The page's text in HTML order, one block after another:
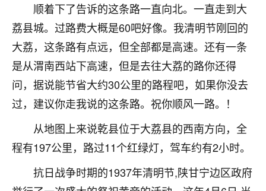
顺着下了告诉的这条路一直向北。一直走到大
荔县城。过路费大概是60吧好像。我清明节刚回的
大荔，这条路有点远，但全部都是高速。还有一条
是从渭南西站下高速，但是去往大荔的路你还得
问，据说能节省大约30公里的路程吧，如果你没去
过，建议你走我说的这条路。祝你顺风一路。！
从地图上来说乾县位于大荔县的西南方向，全
程有197公里，路过11个红绿灯，驾车约有2小时。
抗日战争时期的1937年清明节,陕甘宁边区政府
康康的我就很知足了！
鹿森：可怜天下父母心啊！
3小时前 来自河北 16
付深
我是公司人事调整，有升迁机会，但同时竞争的我们
三个，找老师的时候是抱着侥幸心理，没想到老师看
着我晋升有望，我半信半疑的按照老师建议，做了化
太岁还有一个发钱粮，本来年前的人事调整，拖到年
职第一个就是我，职务无所谓，主要是底薪加了
3000，非常开心，无论如何，感恩感谢！🙏🏻